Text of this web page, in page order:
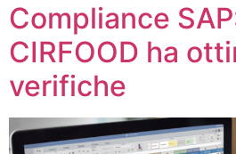
Compliance
CIRFOOD ha
verifiche